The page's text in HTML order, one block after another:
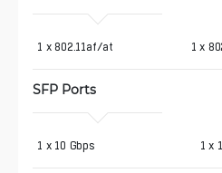
1 x 802.11af/at 1 x
SFP Ports
1 x 10 Gbps 1 x